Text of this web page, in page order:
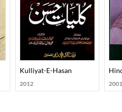
Kulliyat-E-Hasan
2012 2001